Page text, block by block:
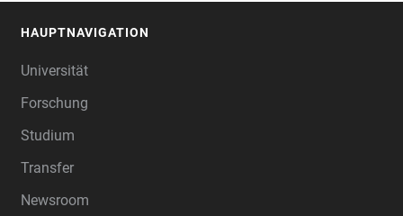
HAUPTNAVIGATION
Universität
Forschung
Studium
Transfer
Newsroom